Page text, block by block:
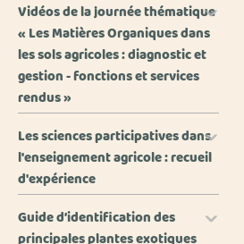
Vidéos de la journée thématique
« Les Matières Organiques dans
les sols agricoles : diagnostic et
gestion - fonctions et services
rendus »
Les sciences participatives dans
l'enseignement agricole : recueil
d'expérience
Guide d’identification des
principales plantes exotiques